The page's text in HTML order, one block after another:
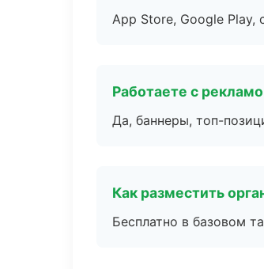
App Store, Google Play,
Работаете с
Да, баннеры, топ-
Как разместить
Бесплатно в базовом